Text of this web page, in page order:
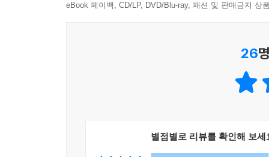
속에 실린 이야기와 사진들에 담긴 꾸밈없는 그
eBook 페이백, CD/LP, DVD/Blu-ray, 패션 및 판매금지 상
26
별점별로 리뷰를 확인해 보세